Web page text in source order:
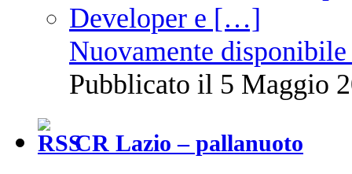
Nuovamente
Pubblicato il 5 Maggio
CR Lazio – pallanuoto